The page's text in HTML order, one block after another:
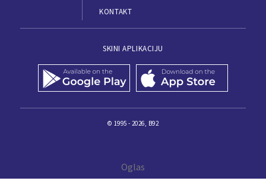
KONTAKT
SKINI APLIKACIJU
© 1995 - 2026, B92